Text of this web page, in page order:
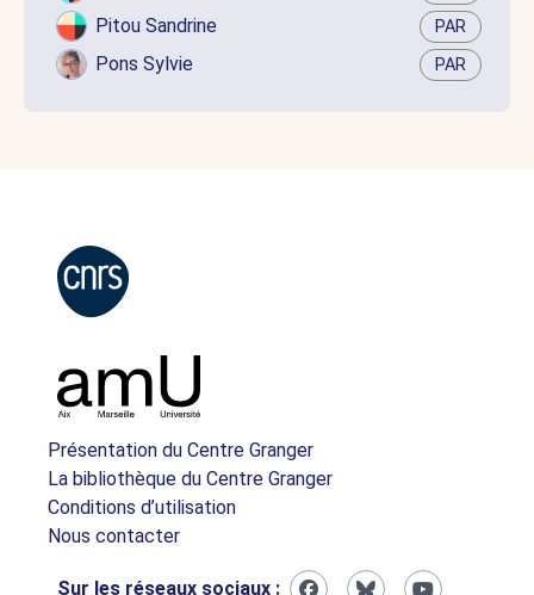
Pitou Sandrine PAR
Pons Sylvie PAR
Présentation du Centre Granger
La bibliothèque du Centre Granger
Conditions d’utilisation
Nous contacter
Sur les réseaux sociaux :